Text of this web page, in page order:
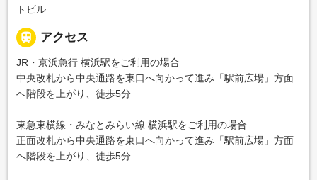
トビル
 アクセス
JR・京浜急行 横浜駅をご利用の場合
中央改札から中央通路を東口へ向かって進み「駅前広場」方面
へ階段を上がり、徒歩5分
東急東横線・みなとみらい線 横浜駅をご利用の場合
正面改札から中央通路を東口へ向かって進み「駅前広場」方面
へ階段を上がり、徒歩5分